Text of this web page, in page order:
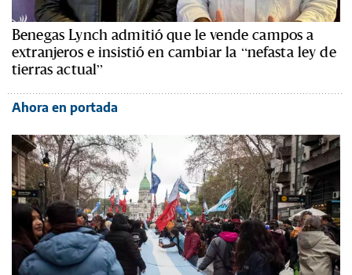
Benegas Lynch admitió que le vende campos a
extranjeros e insistió en cambiar la “nefasta ley de
tierras actual”
Ahora en portada